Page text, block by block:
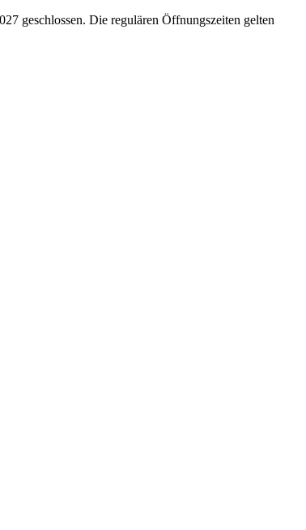
geschlossen. Die regulären Öffnungszeiten gelten